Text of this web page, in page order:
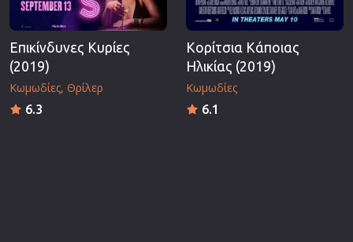
Επικίνδυνες Κυρίες
(2019)
Κωμωδίες Θρίλερ
6.3
Κορίτσια Κάποιας
Ηλικίας (2019)
Κωμωδίες
6.1